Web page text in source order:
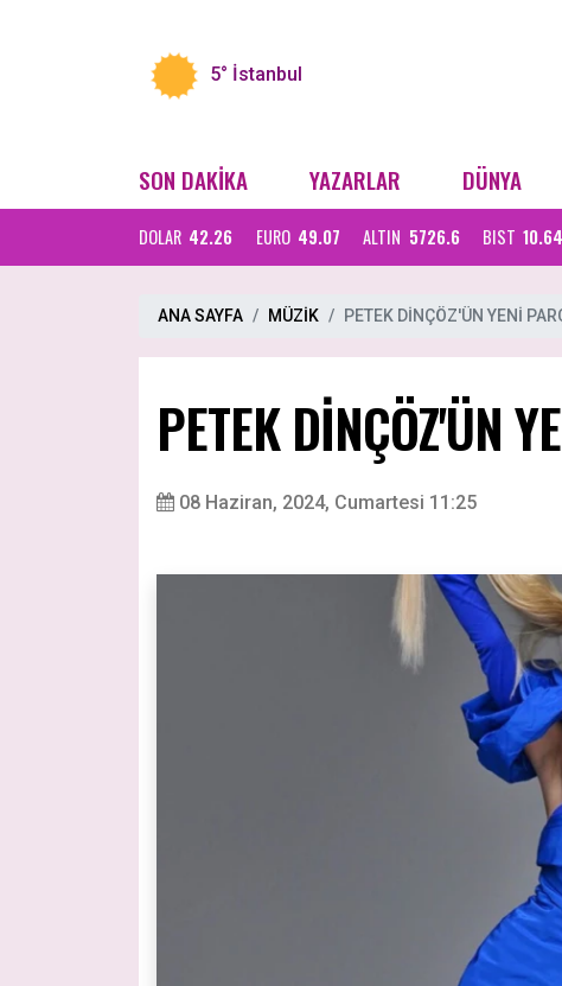
5° İstanbul
SON DAKİKA YAZARLAR DÜNYA
DOLAR 42.26 EURO 49.07 ALTIN 5726.6 BIST
ANA SAYFA MÜZİK PETEK DİNÇÖZ'ÜN YENİ
PETEK DİNÇÖZ'ÜN
08 Haziran, 2024, Cumartesi 11:25